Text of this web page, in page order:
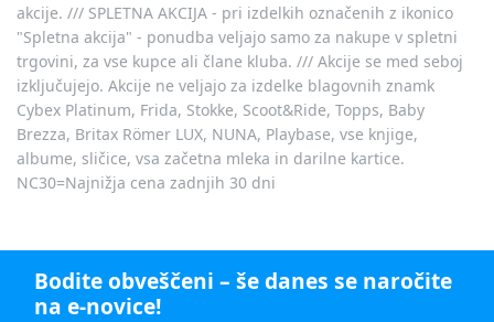
akcije. /// SPLETNA AKCIJA - pri izdelkih označenih z ikonico
"Spletna akcija" - ponudba veljajo samo za nakupe v spletni
trgovini, za vse kupce ali člane kluba. /// Akcije se med seboj
izključujejo. Akcije ne veljajo za izdelke blagovnih znamk
Cybex Platinum, Frida, Stokke, Scoot&Ride, Topps, Baby
Brezza, Britax Römer LUX, NUNA, Playbase, vse knjige,
albume, sličice, vsa začetna mleka in darilne kartice.
NC30=Najnižja cena zadnjih 30 dni
Bodite obveščeni – še danes se naročite
na e-novice!